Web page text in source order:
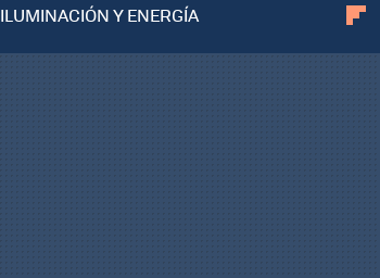
ILUMINACIÓN Y ENERGÍA